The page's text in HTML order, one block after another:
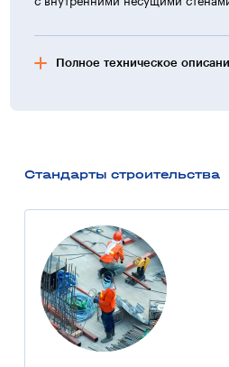
Полное техническое
технологии заложения
Наружные стены
Стены первых 3 этажей здания
из пенобетона, толщиной 30 см.
установлена специальная
сохранения тепла в квартирах
из газобетона, его толщина
Стеклофибробетон,
Стандарты строительства